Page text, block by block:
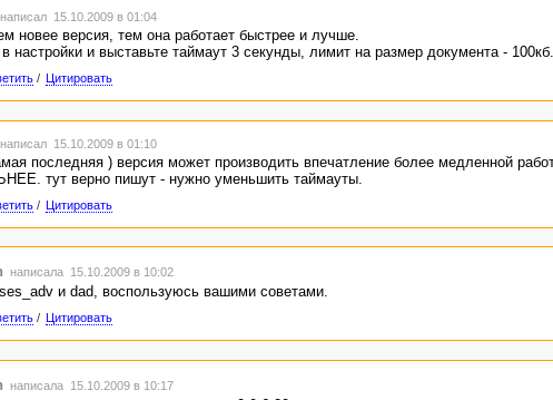
написал 15.10.2009 в 01:04
новее версия, тем она работает быстрее и лучше.
настройки и выставьте таймаут 3 секунды, лимит на размер документа -
/ Цитировать
написал 15.10.2009 в 01:10
последняя ) версия может производить впечатление более медленной
тут верно пишут - нужно уменьшить таймауты.
/ Цитировать
написала 15.10.2009 в 10:02
и dad, воспользуюсь вашими советами.
/ Цитировать
написала 15.10.2009 в 10:17